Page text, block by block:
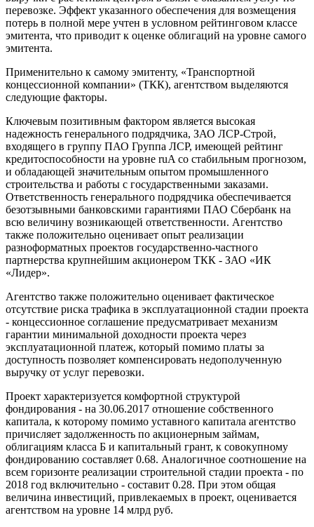
перевозке. Эффект указанного обеспечения для возмещения
потерь в полной мере учтен в условном рейтинговом классе
эмитента, что приводит к оценке облигаций на уровне самого
эмитента.
Применительно к самому эмитенту, «Транспортной
концессионной компании» (ТКК), агентством выделяются
следующие факторы.
Ключевым позитивным фактором является высокая
надежность генерального подрядчика, ЗАО ЛСР-Строй,
входящего в группу ПАО Группа ЛСР, имеющей рейтинг
кредитоспособности на уровне ruA со стабильным прогнозом,
и обладающей значительным опытом промышленного
строительства и работы с государственными заказами.
Ответственность генерального подрядчика обеспечивается
безотзывными банковскими гарантиями ПАО Сбербанк на
всю величину возникающей ответственности. Агентство
также положительно оценивает опыт реализации
разноформатных проектов государственно-частного
партнерства крупнейшим акционером ТКК - ЗАО «ИК
«Лидер».
Агентство также положительно оценивает фактическое
отсутствие риска трафика в эксплуатационной стадии проекта
- концессионное соглашение предусматривает механизм
гарантии минимальной доходности проекта через
эксплуатационной платеж, который помимо платы за
доступность позволяет компенсировать недополученную
выручку от услуг перевозки.
Проект характеризуется комфортной структурой
фондирования - на 30.06.2017 отношение собственного
капитала, к которому помимо уставного капитала агентство
причисляет задолженность по акционерным займам,
облигациям класса Б и капитальный грант, к совокупному
фондированию составляет 0.68. Аналогичное соотношение на
всем горизонте реализации строительной стадии проекта - по
2018 год включительно - составит 0.28. При этом общая
величина инвестиций, привлекаемых в проект, оценивается
агентством на уровне 14 млрд руб.